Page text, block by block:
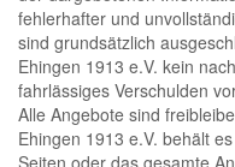
fehlerhafter und
sind grundsätzlich
Ehingen 1913 e.V. kein
fahrlässiges Verschulden
Alle Angebote sind
Ehingen 1913 e.V. behält
Seiten oder das gesamte